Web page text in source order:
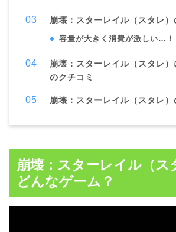
崩壊：スターレイル（スタレ
容量が大きく消費が激しい…！
崩壊：スターレイル（スタレ
のクチコミ
崩壊：スターレイル（スタレ）
崩壊：スターレイル（ス
どんなゲーム？